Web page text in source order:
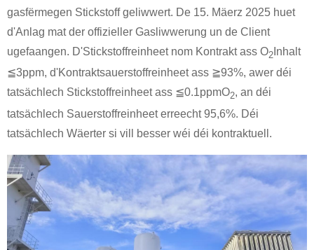
gasfërmegen Stickstoff geliwwert. De 15. Mäerz 2025 huet
d'Anlag mat der offizieller Gasliwwerung un de Client
ugefaangen. D'Stickstoffreinheet nom Kontrakt ass O2 Inhalt
≦3ppm, d'Kontraktsauerstoffreinheet ass ≧93%, awer déi
tatsächlech Stickstoffreinheet ass ≦0.1ppmO2, an déi
tatsächlech Sauerstoffreinheet erreecht 95,6%. Déi
tatsächlech Wäerter si vill besser wéi déi kontraktuell.